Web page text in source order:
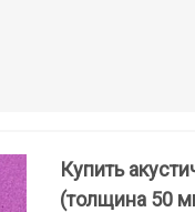
Купить
(толщина 50